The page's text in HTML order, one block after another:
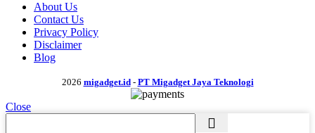
About Us
Contact Us
Privacy Policy
Disclaimer
Blog
2026 migadget.id- PT Migadget Jaya Teknologi
Close